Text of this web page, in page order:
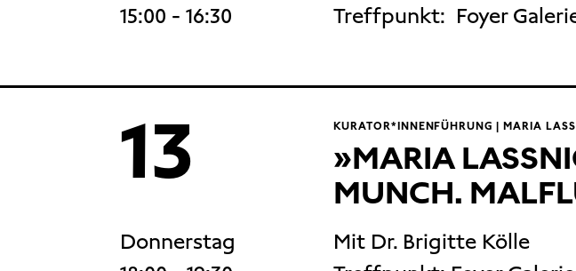
15:00 - 16:30
Treffpunkt: Foyer
13
Donnerstag
KURATOR*INNENFÜHRUNG | MARIA
»MARIA
MUNCH.
Mit Dr. Brigitte Kölle